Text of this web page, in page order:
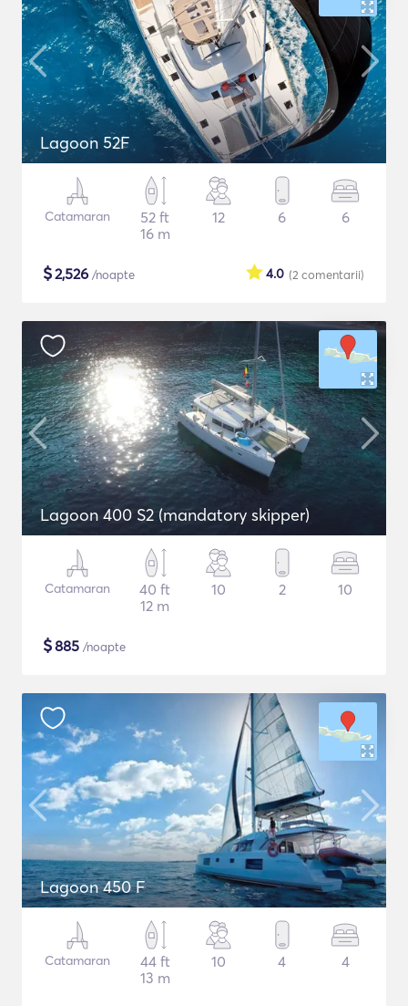
Lagoon 52F
Catamaran
52 ft
16 m
12 6 6
$2,526 /noapte (2 comentarii)
4.0
Lagoon 400 S2 (mandatory skipper)
Catamaran
40 ft
12 m
10 2 10
$885 /noapte
Lagoon 450 F
Catamaran
44 ft
13 m
10 4 4